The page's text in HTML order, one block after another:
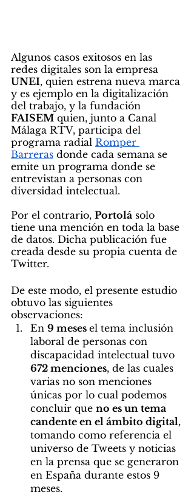
Algunos casos exitosos en las
redes digitales son la empresa
UNEI, quien estrena nueva marca
y es ejemplo en la digitalización
del trabajo, y la fundación
FAISEM quien, junto a Canal
Málaga RTV, participa del
programa radial Romper
Barreras donde cada semana se
emite un programa donde se
entrevistan a personas con
diversidad intelectual.
Por el contrario, Portolá solo
tiene una mención en toda la base
de datos. Dicha publicación fue
creada desde su propia cuenta de
Twitter.
De este modo, el presente estudio
obtuvo las siguientes
observaciones:
En 9 meses el tema inclusión
laboral de personas con
discapacidad intelectual tuvo
672 menciones, de las cuales
varias no son menciones
únicas por lo cual podemos
concluir que no es un tema
candente en el ámbito digital,
tomando como referencia el
universo de Tweets y noticias
en la prensa que se generaron
en España durante estos 9
meses.